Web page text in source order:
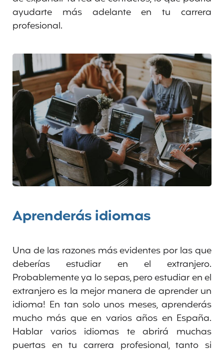
ayudarte más adelante en tu carrera
profesional.
Aprenderás idiomas
Una de las razones más evidentes por las que
deberías estudiar en el extranjero.
Probablemente ya lo sepas, pero estudiar en el
extranjero es la mejor manera de aprender un
idioma! En tan solo unos meses, aprenderás
mucho más que en varios años en España.
Hablar varios idiomas te abrirá muchas
puertas en tu carrera profesional, tanto si